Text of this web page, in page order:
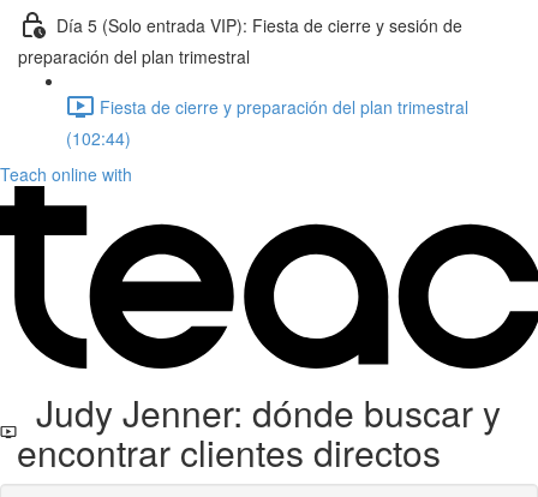
Día 5 (Solo entrada VIP): Fiesta de cierre y sesión de
preparación del plan trimestral
Fiesta de cierre y preparación del plan trimestral
(102:44)
Teach online with
Judy Jenner: dónde buscar y
encontrar clientes directos